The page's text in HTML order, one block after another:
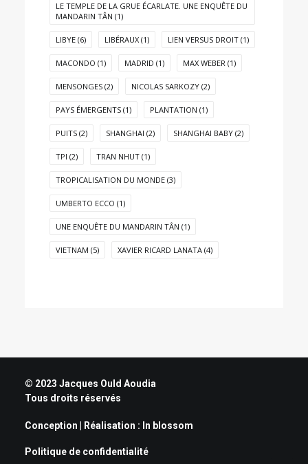
LE TEMPLE DE LA GRUE ÉCARLATE. UNE ENQUÊTE DU
MANDARIN TÂN (1)
LIBYE (6) LIBÉRAUX (1) LIEN VERSUS DROIT (1)
MACONDO (1) MADRID (1) MAX WEBER (1)
MENSONGES (2) NICOLAS SARKOZY (2)
PAYS ÉMERGENTS (1) PLANTATION (1)
PUITS (2) SHANGHAI (2) SHANGHAI BABY (2)
TPI (2) TRAN NHUT (1)
TROPICALISATION DU MONDE (3)
UMBERTO ECCO (1)
UNE ENQUÊTE DU MANDARIN TÂN (1)
VIETNAM (5) XAVIER RICARD LANATA (4)
© 2023 Jacques Ould Aoudia
Tous droits réservés
Conception | Réalisation : In blossom
Politique de confidentialité